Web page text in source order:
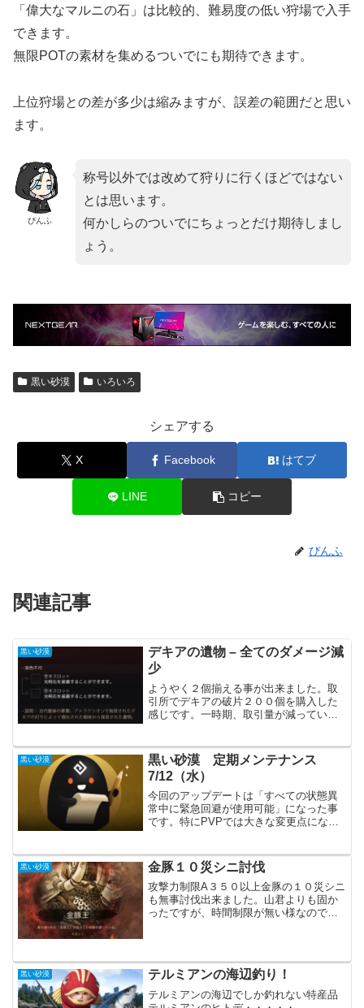
「偉大なマルニの石」は比較的、難易度の低い狩場で入手
できます。
無限POTの素材を集めるついでにも期待できます。
上位狩場との差が多少は縮みますが、誤差の範囲だと思い
ます。
ぴんふ
称号以外では改めて狩りに行くほどではない
とは思います。
何かしらのついでにちょっとだけ期待しまし
ょう。
黒い砂漠 いろいろ
シェアする
X Facebook はてブ
LINE コピー
ぴんふ
関連記事
黒い砂漠
デキアの遺物 – 全てのダメージ減
少
ようやく２個揃える事が出来ました。取
引所でデキアの破片２００個を購入した
感じです。一時期、取引量が減っていま
更に改良する事になるのかもしれません
が、取りあえずといった所...
黒い砂漠
黒い砂漠 定期メンテナンス
7/12（水）
今回のアップデートは「すべての状態異
常中に緊急回避が使用可能」になった事
です。特にPVPでは大きな変更点になる
で、それに合わせた物がいくつか開催さ
れています。結構豪...
黒い砂漠 金豚１０災シニ討伐
攻撃力制限A３５０以上金豚の１０災シニ
も無事討伐出来ました。山君よりも固か
ったですが、時間制限が無い様なので何
っちゃ掛かってます。山...
黒い砂漠 テルミアンの海辺釣り！
テルミアンの海辺でしか釣れない特産品